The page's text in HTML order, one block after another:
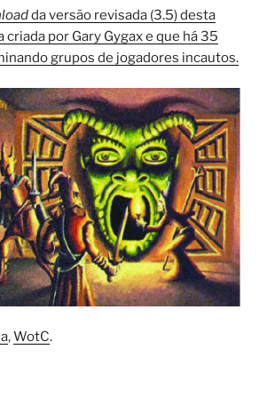
da versão revisada (3.5) desta
por Gary Gygax e que há 35
grupos de jogadores incautos.
,WotC.